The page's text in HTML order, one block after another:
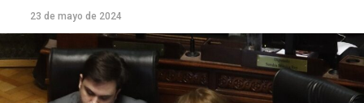
23 de mayo de 2024